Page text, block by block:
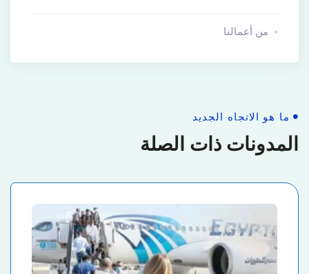
من أعمالنا
ما هو الاتجاه الجديد
المدونات ذات الصلة